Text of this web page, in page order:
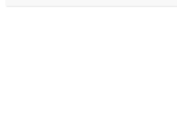
1379 نسبت به سال 1334 با افزایش 06/543 درصدی همراه هستند. نتایج حاصل از مدل SWMM نشان می­دهد توسعۀ شهری و تغییر کاربری اراضی و